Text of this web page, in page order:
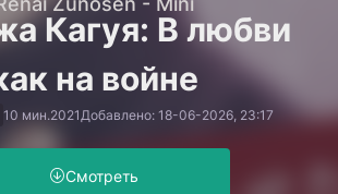
Кагуя: В любви
на войне
10 мин.2021 Добавлено: 18-06-2026, 23:17
Смотреть